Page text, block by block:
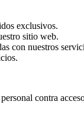
exclusivos.
sitio web.
con nuestros
contra